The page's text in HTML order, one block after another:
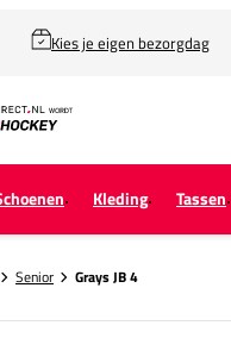
Kies je eigen bezorgdag
Kleding Tassen
Senior Grays JB 4